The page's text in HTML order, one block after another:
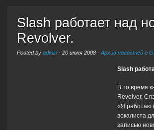
Slash работает над
Revolver.
Posted byadmin -20 июня 2008 -Архив новостей о
Slash
В то время
Revolver,
«Я работаю
вокалиста
записью